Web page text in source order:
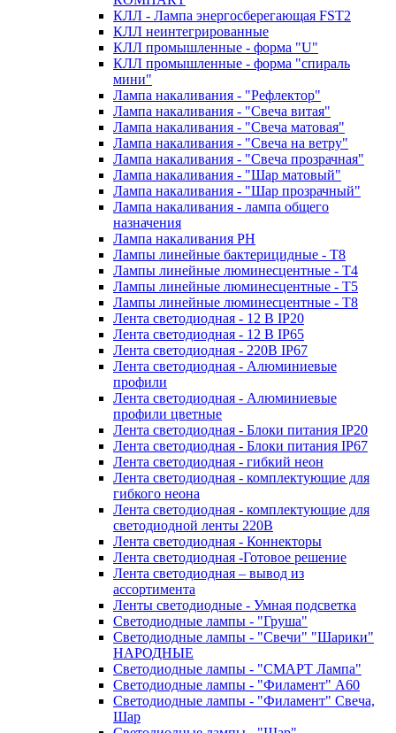
КЛЛ - Лампа энергосберегающая FSТ2
КЛЛ неинтегрированные
КЛЛ промышленные - форма "U"
КЛЛ промышленные - форма "спираль
мини"
Лампа накаливания - "Рефлектор"
Лампа накаливания - "Свеча витая"
Лампа накаливания - "Свеча матовая"
Лампа накаливания - "Свеча на ветру"
Лампа накаливания - "Свеча прозрачная"
Лампа накаливания - "Шар матовый"
Лампа накаливания - "Шар прозрачный"
Лампа накаливания - лампа общего
назначения
Лампа накаливания РН
Лампы линейные бактерицидные - Т8
Лампы линейные люминесцентные - Т4
Лампы линейные люминесцентные - Т5
Лампы линейные люминесцентные - Т8
Лента светодиодная - 12 В IP20
Лента светодиодная - 12 В IP65
Лента светодиодная - 220В IP67
Лента светодиодная - Алюминиевые
профили
Лента светодиодная - Алюминиевые
профили цветные
Лента светодиодная - Блоки питания IP20
Лента светодиодная - Блоки питания IP67
Лента светодиодная - гибкий неон
Лента светодиодная - комплектующие для
гибкого неона
Лента светодиодная - комплектующие для
светодиодной ленты 220В
Лента светодиодная - Коннекторы
Лента светодиодная -Готовое решение
Лента светодиодная – вывод из
ассортимента
Ленты светодиодные - Умная подсветка
Светодиодные лампы - "Груша"
Светодиодные лампы - "Свечи" "Шарики"
НАРОДНЫЕ
Светодиодные лампы - "СМАРТ Лампа"
Светодиодные лампы - "Филамент" A60
Светодиодные лампы - "Филамент" Свеча,
Шар